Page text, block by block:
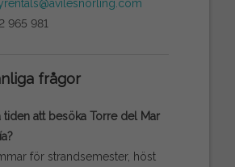
965 981
frågor
tiden att besöka Torre del Mar
för strandsemester, höst